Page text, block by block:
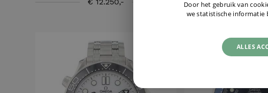
Door het gebruik van
we statistische informatie
ALLES